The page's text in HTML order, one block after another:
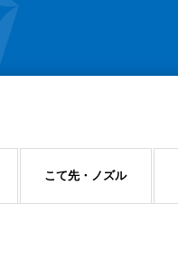
こて先・ノズル